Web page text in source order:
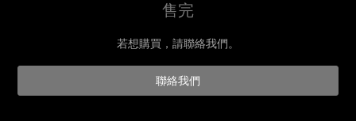
售完
若想購買，請聯絡我們。
聯絡我們